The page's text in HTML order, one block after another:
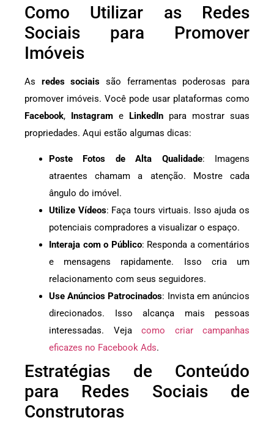
Como Utilizar as Redes
Sociais para Promover
Imóveis
As redes sociais são ferramentas poderosas para
promover imóveis. Você pode usar plataformas como
Facebook, Instagram e LinkedIn para mostrar suas
propriedades. Aqui estão algumas dicas:
Poste Fotos de Alta Qualidade: Imagens
atraentes chamam a atenção. Mostre cada
ângulo do imóvel.
Utilize Vídeos: Faça tours virtuais. Isso ajuda os
potenciais compradores a visualizar o espaço.
Interaja com o Público: Responda a comentários
e mensagens rapidamente. Isso cria um
relacionamento com seus seguidores.
Use Anúncios Patrocinados: Invista em anúncios
direcionados. Isso alcança mais pessoas
interessadas. Veja como criar campanhas
eficazes no Facebook Ads.
Estratégias de Conteúdo
para Redes Sociais de
Construtoras